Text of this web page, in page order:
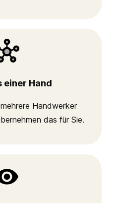
einer Hand
Handwerker
das für Sie.